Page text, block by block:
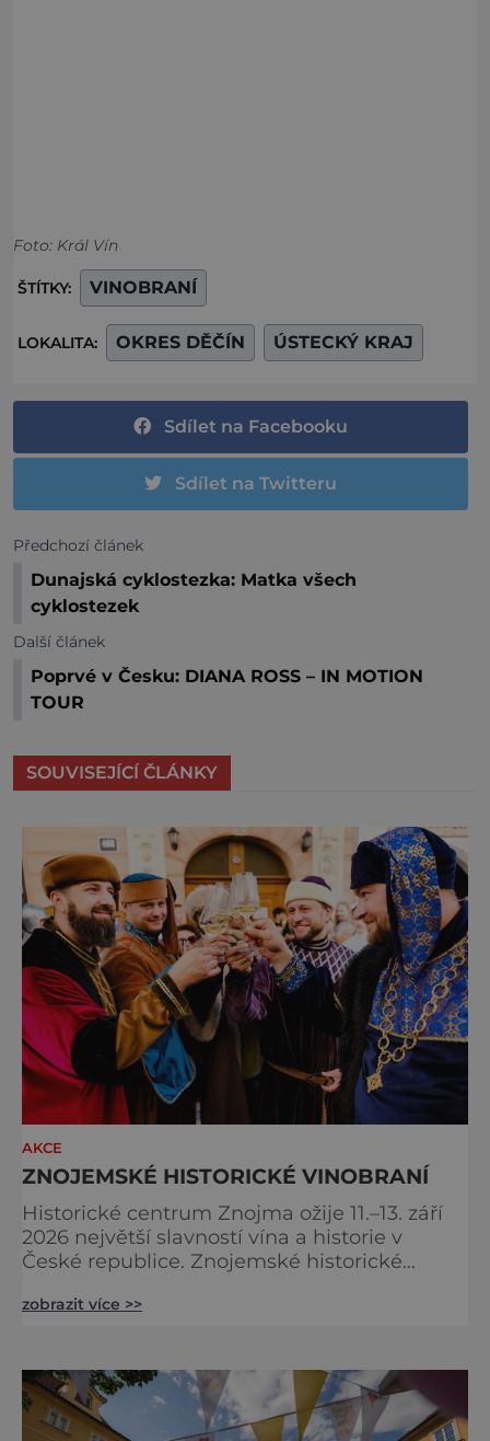
Foto: Král Vín
ŠTÍTKY: VINOBRANÍ
LOKALITA: OKRES DĚČÍN ÚSTECKÝ KRAJ
Sdílet na Facebooku
Sdílet na Twitteru
Předchozí článek
Dunajská cyklostezka: Matka všech
cyklostezek
Další článek
Poprvé v Česku: DIANA ROSS – IN MOTION
TOUR
SOUVISEJÍCÍ ČLÁNKY
AKCE
ZNOJEMSKÉ HISTORICKÉ VINOBRANÍ
Historické centrum Znojma ožije 11.–13. září
2026 největší slavností vína a historie v
České republice. Znojemské historické
scén, stovky programových bodů, desítky
českých interpretů. Na jeden víkend se celé
město promění v živoucí kulisu středověku,
kde se historie prolíná se
zobrazit více >>